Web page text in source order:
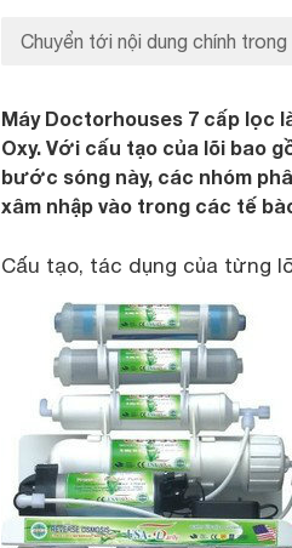
Chuyển tới nội dung chính trong
Máy Doctorhouses 7 cấp
Oxy. Với cấu tạo của lõi bao
bước sóng này, các nhóm
xâm nhập vào trong các tế
Cấu tạo, tác dụng của từng